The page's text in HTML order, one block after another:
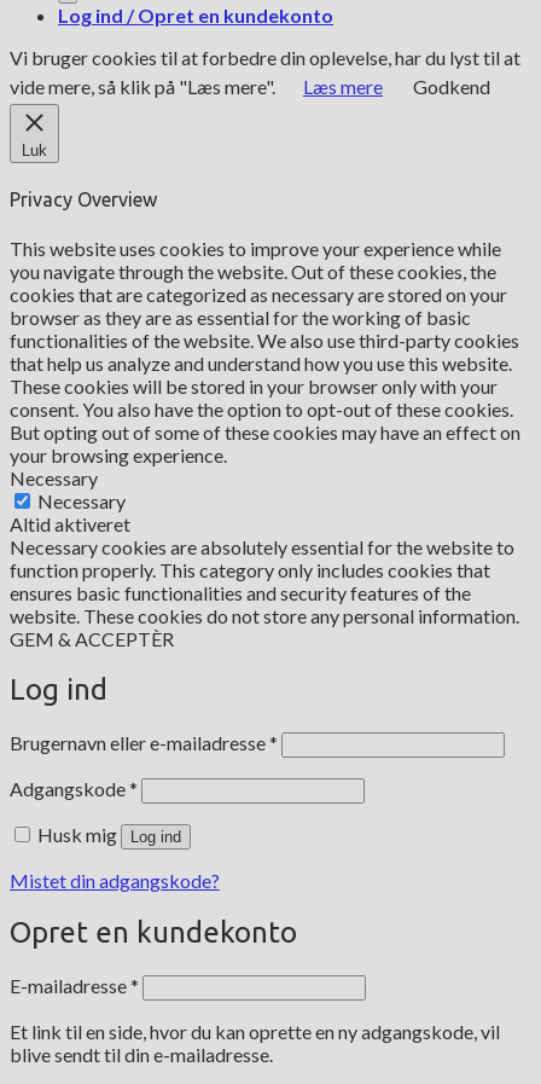
Log ind / Opret en kundekonto
Vi bruger cookies til at forbedre din oplevelse, har du lyst til at
vide mere, så klik på "Læs mere".
Læs mere Godkend
Luk
Privacy Overview
This website uses cookies to improve your experience while
you navigate through the website. Out of these cookies, the
cookies that are categorized as necessary are stored on your
browser as they are as essential for the working of basic
functionalities of the website. We also use third-party cookies
that help us analyze and understand how you use this website.
These cookies will be stored in your browser only with your
consent. You also have the option to opt-out of these cookies.
But opting out of some of these cookies may have an effect on
your browsing experience.
Necessary
Necessary
Altid aktiveret
Necessary cookies are absolutely essential for the website to
function properly. This category only includes cookies that
ensures basic functionalities and security features of the
website. These cookies do not store any personal information.
GEM & ACCEPTÈR
Log ind
Brugernavn eller e-mailadresse*
Adgangskode*
Husk mig Log ind
Mistet din adgangskode?
Opret en kundekonto
E-mailadresse*
Et link til en side, hvor du kan oprette en ny adgangskode, vil
blive sendt til din e-mailadresse.